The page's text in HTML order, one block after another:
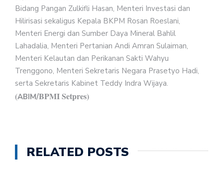
Bidang Pangan Zulkifli Hasan, Menteri Investasi dan
Hilirisasi sekaligus Kepala BKPM Rosan Roeslani,
Menteri Energi dan Sumber Daya Mineral Bahlil
Lahadalia, Menteri Pertanian Andi Amran Sulaiman,
Menteri Kelautan dan Perikanan Sakti Wahyu
Trenggono, Menteri Sekretaris Negara Prasetyo Hadi,
serta Sekretaris Kabinet Teddy Indra Wijaya.
(ABIM/BPMI Setpres)
RELATED POSTS